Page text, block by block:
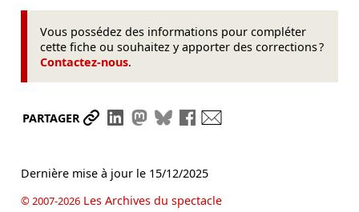
Vous possédez des informations pour compléter
cette fiche ou souhaitez y apporter des corrections ?
Contactez-nous.
PARTAGER Partager le lien
Partager sur LinkedIn
Partager sur Mastodon
Partager sur Bluesky
Partager sur Facebook
Dernière mise à jour le 15/12/2025
© 2007-2026Les Archives du spectacle